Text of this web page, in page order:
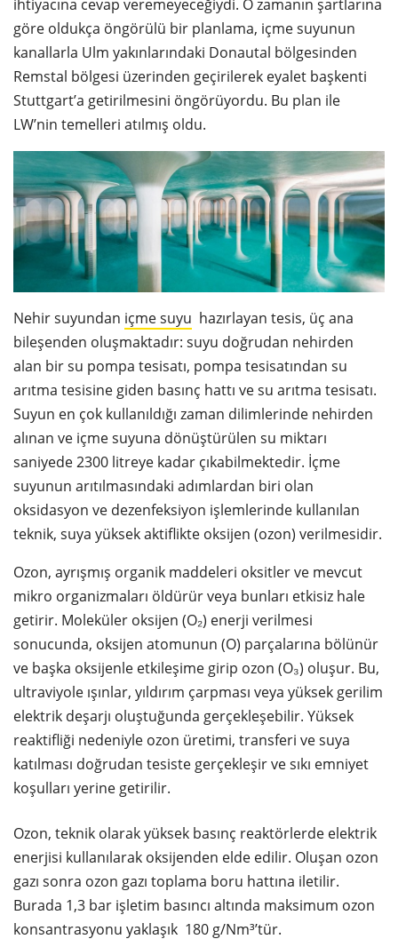
ihtiyacına cevap veremeyeceğiydi. O zamanın şartlarına
göre oldukça öngörülü bir planlama, içme suyunun
kanallarla Ulm yakınlarındaki Donautal bölgesinden
Remstal bölgesi üzerinden geçirilerek eyalet başkenti
Stuttgart’a getirilmesini öngörüyordu. Bu plan ile
LW’nin temelleri atılmış oldu.
Nehir suyundan içme suyu hazırlayan tesis, üç ana
bileşenden oluşmaktadır: suyu doğrudan nehirden
alan bir su pompa tesisatı, pompa tesisatından su
arıtma tesisine giden basınç hattı ve su arıtma tesisatı.
Suyun en çok kullanıldığı zaman dilimlerinde nehirden
alınan ve içme suyuna dönüştürülen su miktarı
saniyede 2300 litreye kadar çıkabilmektedir. İçme
suyunun arıtılmasındaki adımlardan biri olan
oksidasyon ve dezenfeksiyon işlemlerinde kullanılan
teknik, suya yüksek aktiflikte oksijen (ozon) verilmesidir.
Ozon, ayrışmış organik maddeleri oksitler ve mevcut
mikro organizmaları öldürür veya bunları etkisiz hale
getirir. Moleküler oksijen (O₂) enerji verilmesi
sonucunda, oksijen atomunun (O) parçalarına bölünür
ve başka oksijenle etkileşime girip ozon (O₃) oluşur. Bu,
ultraviyole ışınlar, yıldırım çarpması veya yüksek gerilim
elektrik deşarjı oluştuğunda gerçekleşebilir. Yüksek
reaktifliği nedeniyle ozon üretimi, transferi ve suya
katılması doğrudan tesiste gerçekleşir ve sıkı emniyet
koşulları yerine getirilir.
Ozon, teknik olarak yüksek basınç reaktörlerde elektrik
enerjisi kullanılarak oksijenden elde edilir. Oluşan ozon
gazı sonra ozon gazı toplama boru hattına iletilir.
Burada 1,3 bar işletim basıncı altında maksimum ozon
konsantrasyonu yaklaşık 180 g/Nm³’tür.